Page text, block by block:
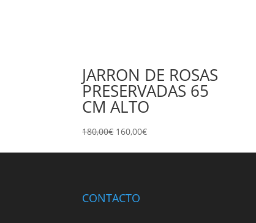
JARRON DE ROSAS
PRESERVADAS 65
CM ALTO
180,00€ El
160,00€El
CONTACTO